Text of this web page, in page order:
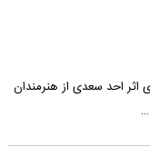
احد سعدی از هنرمندان